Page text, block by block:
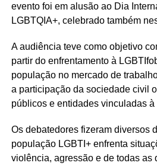
evento foi em alusão ao Dia
LGBTQIA+, celebrado também
A audiência teve como objetivo
partir do enfrentamento à
população no mercado de
a participação da sociedade civil
públicos e entidades vinculadas à
Os debatedores fizeram diversos
população LGBTI+ enfrenta
violência, agressão e de todas as